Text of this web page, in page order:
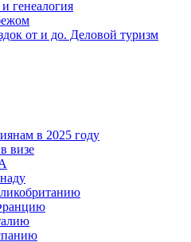
генеалогия
от и до. Деловой туризм
в 2025 году
визе